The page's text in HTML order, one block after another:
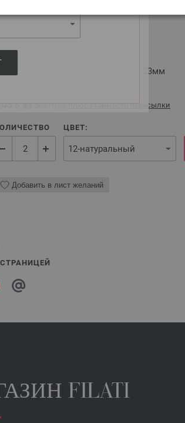
Кнопка, 2-дыра, перламутр, размер 23мм
$ без НДС,плюс стоимость пересылки
ЦВЕТ:
Добавить в лист желаний
FILATI